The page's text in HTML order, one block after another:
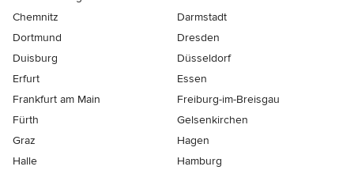
Chemnitz
Darmstadt
Dortmund
Dresden
Duisburg
Düsseldorf
Erfurt
Essen
Frankfurt am Main
Freiburg-im-Breisgau
Fürth
Gelsenkirchen
Graz
Hagen
Halle
Hamburg